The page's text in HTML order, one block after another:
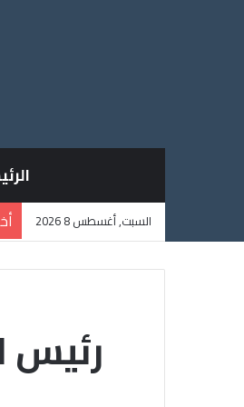
السبت, أغسطس 8 2026
رئيس